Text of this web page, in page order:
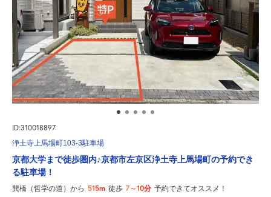
ID:310018897
浄土寺上馬場町103-3駐車場
京都大学まで徒歩圏内♪京都市左京区浄土寺上馬場町の予約でき
る駐車場！
巽橋（哲学の道）から 515m 徒歩 7～10分 予約できてオススメ！